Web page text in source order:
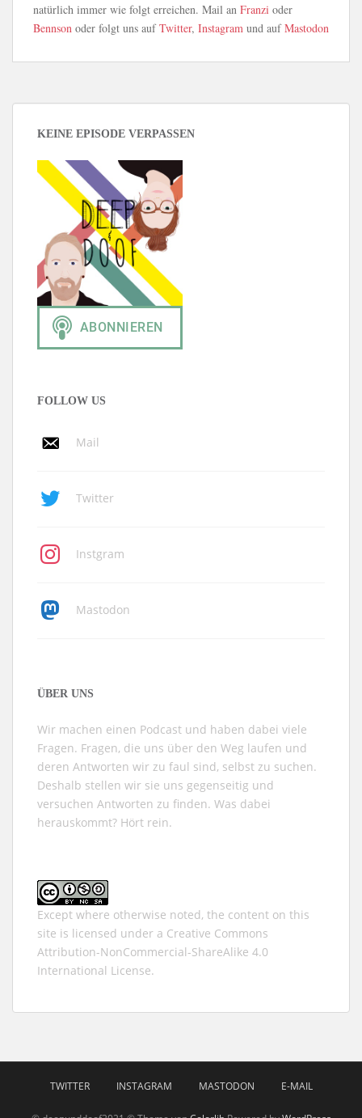
natürlich immer wie folgt erreichen. Mail an Franzi oder
Bennson oder folgt uns aufTwitter, Instagram und aufMastodon
KEINE EPISODE VERPASSEN
FOLLOW US
Mail
Twitter
Instgram
Mastodon
ÜBER UNS
Wir machen einen Podcast und haben dabei viele
Fragen. Fragen, die uns über den Weg laufen und
deren Antworten wir zu faul sind, selbst zu suchen.
Deshalb stellen wir sie uns gegenseitig und
versuchen Antworten zu finden. Was dabei
herauskommt? Hört rein.
Except where otherwise noted, the content on this
site is licensed under a Creative Commons
Attribution-NonCommercial-ShareAlike 4.0
International License.
TWITTER INSTAGRAM MASTODON E-MAIL